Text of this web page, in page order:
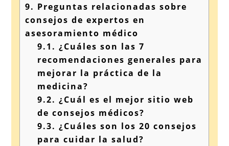
9. Preguntas relacionadas sobre
consejos de expertos en
asesoramiento médico
9.1. ¿Cuáles son las 7
recomendaciones generales para
mejorar la práctica de la
medicina?
9.2. ¿Cuál es el mejor sitio web
de consejos médicos?
9.3. ¿Cuáles son los 20 consejos
para cuidar la salud?